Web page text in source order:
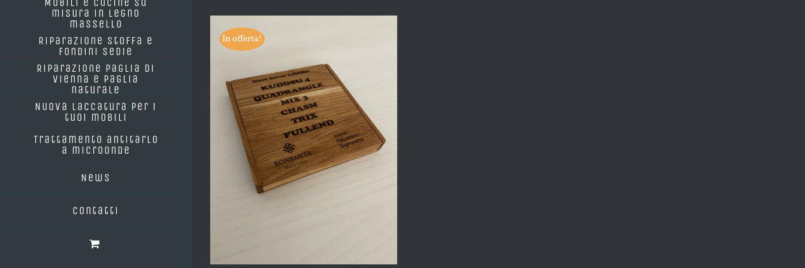
misura in legno
massello
Riparazione stoffa e
fondini sedie
Riparazione paglia di
Vienna e paglia
naturale
Nuova laccatura per i
tuoi mobili
Trattamento antitarlo
a microonde
News
Contatti
In offerta!